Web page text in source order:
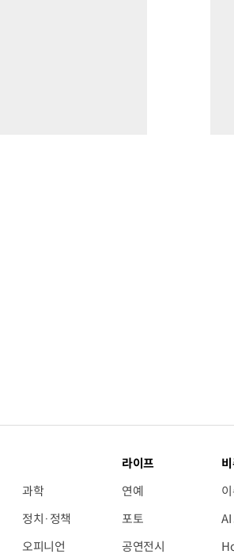
과학
정치·정책
오피니언
라이프
연예
포토
공연전시